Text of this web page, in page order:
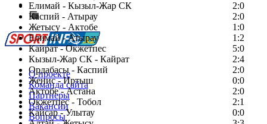
Елимай - Кызыл-Жар СК
2:0
Каспий - Атырау
2:0
Жетысу - Актобе
1:0
Елимай - Атырау
1:2
Кайрат - Окжетпес
5:0
Кызыл-Жар СК - Кайрат
2:4
Ордабасы - Каспий
2:0
Женис - Иртыш
0:0
Актобе - Астана
2:0
Окжетпес - Тобол
2:1
Кайсар - Улытау
0:0
Сообщить о мероприятии
Перейти на старый сайт
О проекте
Команда сайта
Партнеры
Вакансии
Вопросы